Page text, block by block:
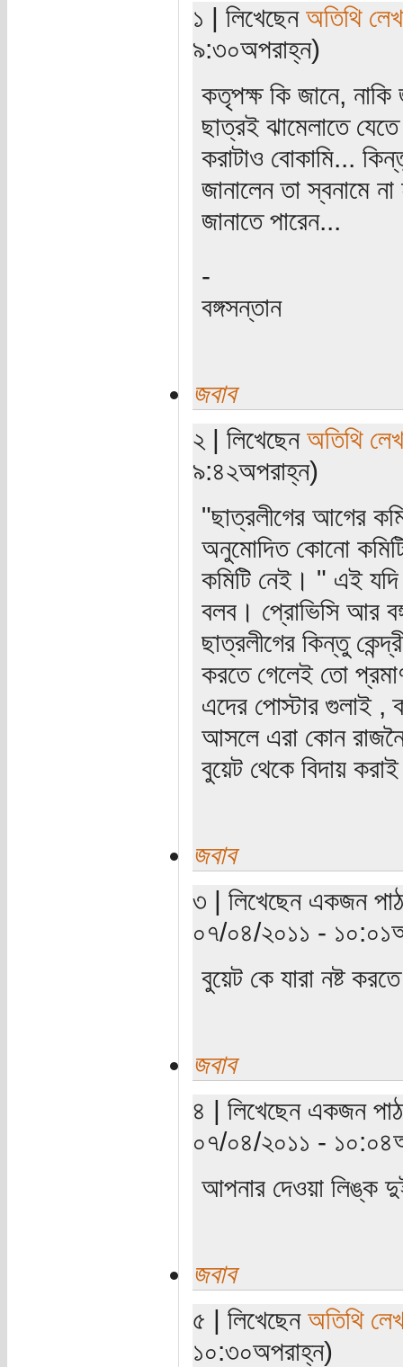
১ | লিখেছেন অতিথি
৯:৩০অপরাহ্ন)
কতৃপক্ষ কি জানে, নাকি
ছাত্রই ঝামেলাতে
করাটাও বোকামি...
জানালেন তা স্বনামে
জানাতে পারেন...
-
বঙ্গসন্তান
জবাব
২ | লিখেছেন অতিথি
৯:৪২অপরাহ্ন)
"ছাত্রলীগের আগের
অনুমোদিত কোনো
কমিটি নেই। " এই
বলব। প্রোভিসি আর
ছাত্রলীগের কিন্তু
করতে গেলেই তো
এদের পোস্টার গুলাই ,
আসলে এরা কোন
বুয়েট থেকে বিদায়
জবাব
৩ | লিখেছেন একজন
০৭/০৪/২০১১ -
বুয়েট কে যারা নষ্ট
জবাব
৪ | লিখেছেন একজন
০৭/০৪/২০১১ -
আপনার দেওয়া লিঙ্ক
জবাব
৫ | লিখেছেন অতিথি
১০:৩০অপরাহ্ন)